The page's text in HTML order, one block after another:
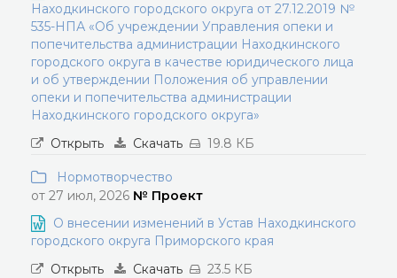
Находкинского городского округа от 27.12.2019 №
535-НПА «Об учреждении Управления опеки и
попечительства администрации Находкинского
городского округа в качестве юридического лица
и об утверждении Положения об управлении
опеки и попечительства администрации
Находкинского городского округа»
Открыть
Скачать 19.8 КБ
Нормотворчество
от 27 июл, 2026 № Проект
О внесении изменений в Устав Находкинского
городского округа Приморского края
Открыть
Скачать 23.5 КБ